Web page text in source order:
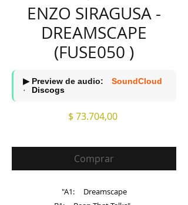
ENZO SIRAGUSA -
DREAMSCAPE
(FUSE050 )
▶ Preview de audio:
SoundCloud
·
Discogs
$ 73.704,00Precio
Comprar
"A1: Dreamscape